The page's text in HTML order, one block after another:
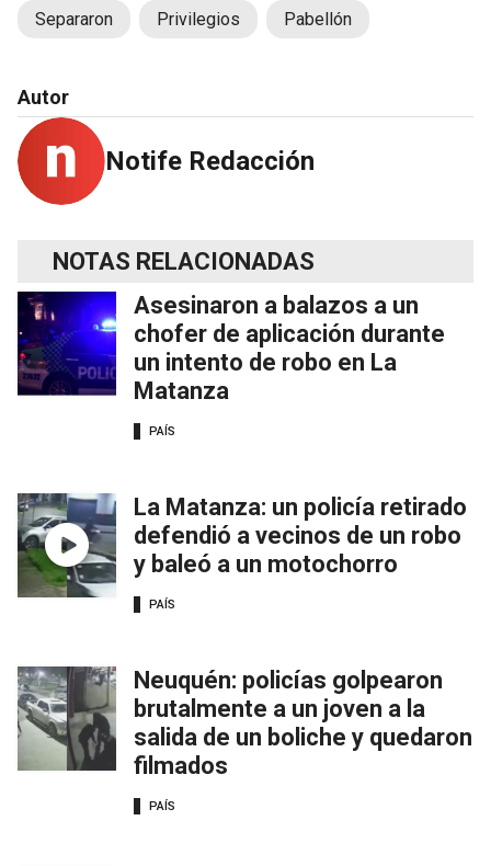
Separaron Privilegios Pabellón
Autor
Notife Redacción
NOTAS RELACIONADAS
Asesinaron a balazos a un
chofer de aplicación durante
un intento de robo en La
Matanza
PAÍS
La Matanza: un policía retirado
defendió a vecinos de un robo
y baleó a un motochorro
PAÍS
Neuquén: policías golpearon
brutalmente a un joven a la
salida de un boliche y quedaron
filmados
PAÍS